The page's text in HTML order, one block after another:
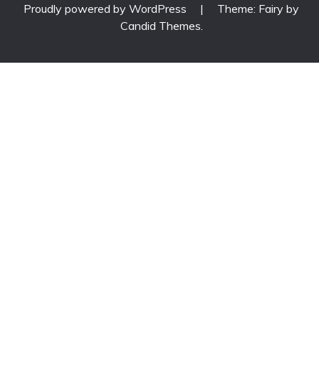
Proudly powered by WordPress
|
Theme: Fairy by
Candid Themes.